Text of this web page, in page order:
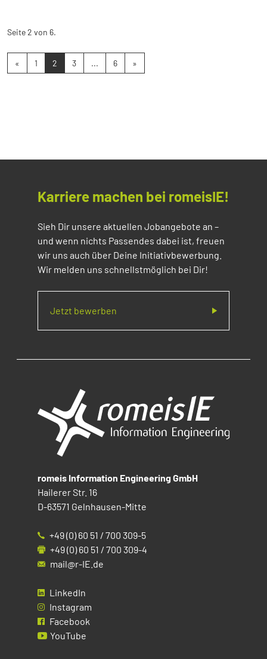
Seite 2 von 6.
« 1 2 3 ... 6 »
Karriere machen bei romeisIE!
Sieh Dir unsere aktuellen Jobangebote an –
und wenn nichts Passendes dabei ist, freuen
wir uns auch über Deine Initiativbewerbung.
Wir melden uns schnellstmöglich bei Dir!
Jetzt bewerben
romeis Information Engineering GmbH
Hailerer Str. 16
D-63571 Gelnhausen-Mitte
+49 (0) 60 51 / 700 309-5
+49 (0) 60 51 / 700 309-4
mail@r-IE.de
LinkedIn
Instagram
Facebook
YouTube